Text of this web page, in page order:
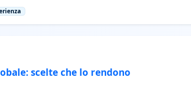
scelte che lo rendono